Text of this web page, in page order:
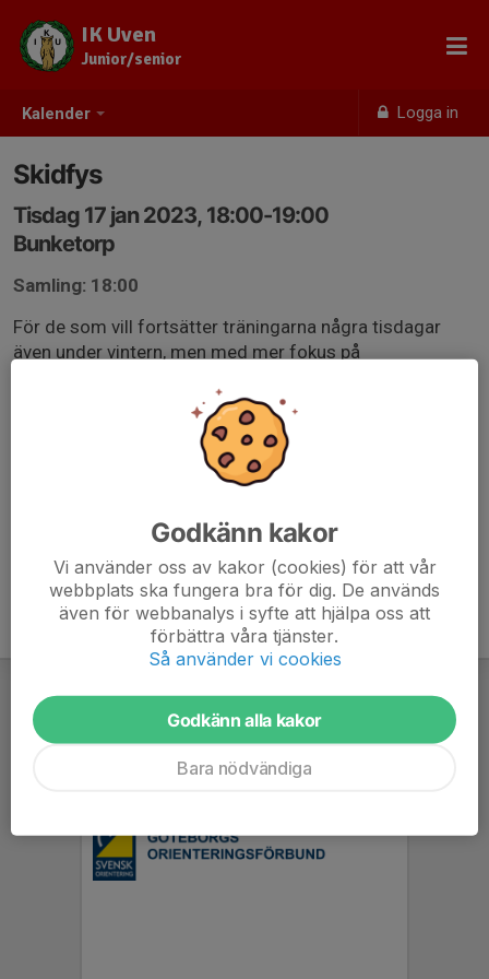
Kalender Logga in
IK Uven
Junior/senior
Skidfys
Tisdag 17 jan 2023, 18:00-19:00
Bunketorp
Samling: 18:00
För de som vill fortsätter träningarna några tisdagar
även under vintern, men med mer fokus på
snötillgång. Om det finns snö och spår som går att åka i
blir det skidor, medan det blir skidfys (troligen med
backträning, löpning med stavar och styrka) om det inte
Godkänn kakor
Vi använder oss av kakor (cookies) för att vår
webbplats ska fungera bra för dig. De används
även för webbanalys i syfte att hjälpa oss att
förbättra våra tjänster.
Så använder vi cookies
Godkänn alla kakor
Bara nödvändiga